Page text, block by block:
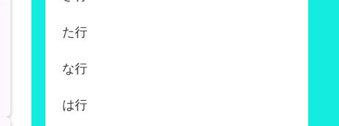
た行
な行
は行